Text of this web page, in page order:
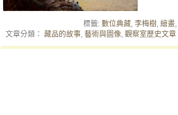
標籤: 數位典藏, 李梅樹, 繪畫,
文章分類： 藏品的故事, 藝術與圖像, 觀察室歷史文章|